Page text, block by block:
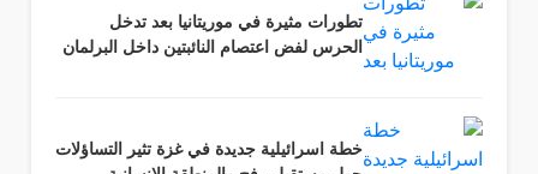
تطورات مثيرة في موريتانيا بعد تدخل
الحرس لفض اعتصام النائبتين داخل البرلمان
خطة اسرائيلية جديدة في غزة تثير التساؤلات